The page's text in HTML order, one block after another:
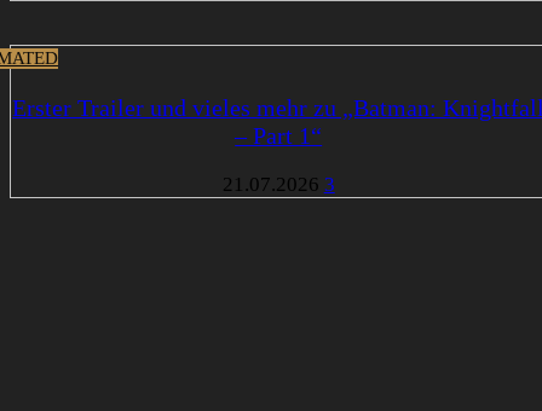
Erster Trailer und vieles mehr zu „Batman:
– Part 1“
21.07.2026 3